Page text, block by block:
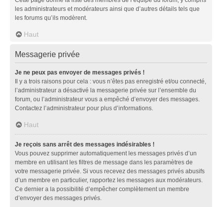
les administrateurs et modérateurs ainsi que d’autres détails tels que
les forums qu’ils modèrent.
Haut
Messagerie privée
Je ne peux pas envoyer de messages privés !
Il y a trois raisons pour cela : vous n’êtes pas enregistré et/ou connecté,
l’administrateur a désactivé la messagerie privée sur l’ensemble du
forum, ou l’administrateur vous a empêché d’envoyer des messages.
Contactez l’administrateur pour plus d’informations.
Haut
Je reçois sans arrêt des messages indésirables !
Vous pouvez supprimer automatiquement les messages privés d’un
membre en utilisant les filtres de message dans les paramètres de
votre messagerie privée. Si vous recevez des messages privés abusifs
d’un membre en particulier, rapportez les messages aux modérateurs.
Ce dernier a la possibilité d’empêcher complètement un membre
d’envoyer des messages privés.